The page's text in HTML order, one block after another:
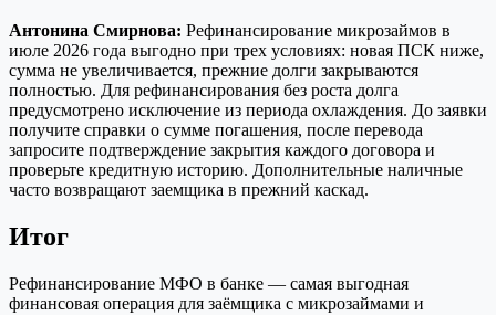
Антонина Смирнова: Рефинансирование микрозаймов в
июле 2026 года выгодно при трех условиях: новая ПСК ниже,
сумма не увеличивается, прежние долги закрываются
полностью. Для рефинансирования без роста долга
предусмотрено исключение из периода охлаждения. До заявки
получите справки о сумме погашения, после перевода
запросите подтверждение закрытия каждого договора и
проверьте кредитную историю. Дополнительные наличные
часто возвращают заемщика в прежний каскад.
Итог
Рефинансирование МФО в банке — самая выгодная
финансовая операция для заёмщика с микрозаймами и